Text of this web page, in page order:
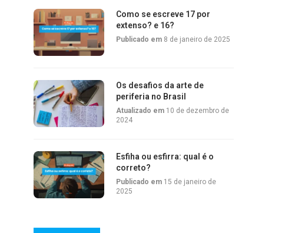
Como se escreve 17 por
extenso? e 16?
Publicado em 8 de janeiro de 2025
Os desafios da arte de
periferia no Brasil
Atualizado em 10 de dezembro de
2024
Esfiha ou esfirra: qual é o
correto?
Publicado em 15 de janeiro de
2025